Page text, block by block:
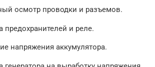
осмотр проводки и разъемов.
предохранителей и реле.
напряжения аккумулятора.